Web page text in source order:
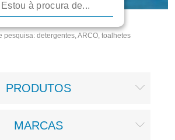
pesquisa:detergentes, ARCO, toalhetes
PRODUTOS
MARCAS